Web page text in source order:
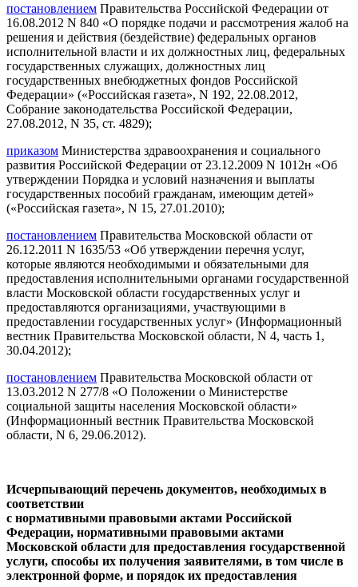
постановлением Правительства Российской Федерации от
16.08.2012 N 840 «О порядке подачи и рассмотрения жалоб на
решения и действия (бездействие) федеральных органов
исполнительной власти и их должностных лиц, федеральных
государственных служащих, должностных лиц
государственных внебюджетных фондов Российской
Федерации» («Российская газета», N 192, 22.08.2012,
Собрание законодательства Российской Федерации,
27.08.2012, N 35, ст. 4829);
приказом Министерства здравоохранения и социального
развития Российской Федерации от 23.12.2009 N 1012н «Об
утверждении Порядка и условий назначения и выплаты
государственных пособий гражданам, имеющим детей»
(«Российская газета», N 15, 27.01.2010);
постановлением Правительства Московской области от
26.12.2011 N 1635/53 «Об утверждении перечня услуг,
которые являются необходимыми и обязательными для
предоставления исполнительными органами государственной
власти Московской области государственных услуг и
предоставляются организациями, участвующими в
предоставлении государственных услуг» (Информационный
вестник Правительства Московской области, N 4, часть 1,
30.04.2012);
постановлением Правительства Московской области от
13.03.2012 N 277/8 «О Положении о Министерстве
социальной защиты населения Московской области»
(Информационный вестник Правительства Московской
области, N 6, 29.06.2012).
Исчерпывающий перечень документов, необходимых в
соответствии
с нормативными правовыми актами Российской
Федерации, нормативными правовыми актами
Московской области для предоставления государственной
услуги, способы их получения заявителями, в том числе в
электронной форме, и порядок их предоставления